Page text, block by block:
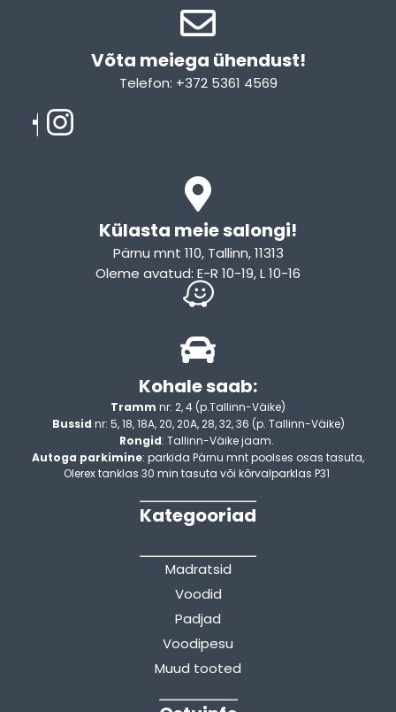
Võta meiega ühendust!​
Telefon: +372 5361 4569
Külasta meie salongi!
Pärnu mnt 110, Tallinn, 11313
Oleme avatud: E-R 10-19, L 10-16
Kohale saab:
Tramm nr: 2, 4 (p.Tallinn-Väike)
Bussid nr: 5, 18, 18A, 20, 20A, 28, 32, 36 (p. Tallinn-Väike)
Rongid: Tallinn-Väike jaam.
Autoga parkimine: parkida Pärnu mnt poolses osas tasuta,
Olerex tanklas 30 min tasuta või kõrvalparklas P31
Kategooriad
Madratsid
Voodid
Padjad
Voodipesu
Muud tooted